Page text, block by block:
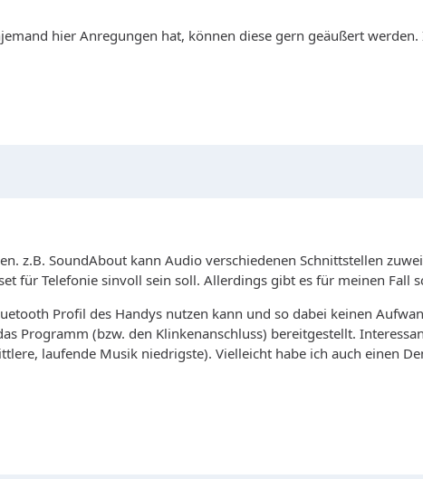
hier Anregungen hat, können diese gern geäußert
z.B. SoundAbout kann Audio verschiedenen Schnittstellen
für Telefonie sinvoll sein soll. Allerdings gibt es für meinen Fall
Profil des Handys nutzen kann und so dabei keinen
Programm (bzw. den Klinkenanschluss) bereitgestellt.
laufende Musik niedrigste). Vielleicht habe ich auch einen